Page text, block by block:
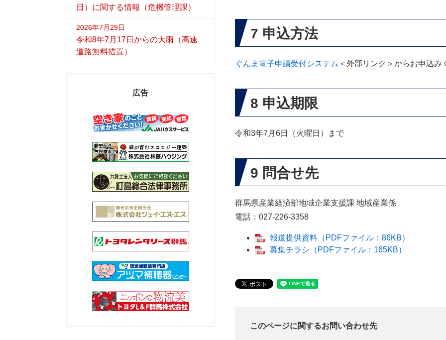
7 申込方法
ぐんま電子申請受付システム ＜外部リンク＞ からお申込み
8 申込期限
令和3年7月6日（火曜日）まで
9 問合せ先
群馬県産業経済部地域企業支援課 地域産業係
電話：027-226-3358
報道提供資料（PDFファイル：86KB）
募集チラシ（PDFファイル：165KB）
このページに関するお問い合わせ先
日）に関する情報（危機管理課）
2026年7月29日
令和8年7月17日からの大雨（高速
道路無料措置）
広告